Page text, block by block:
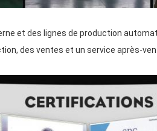
et des lignes de production
des ventes et un service après-